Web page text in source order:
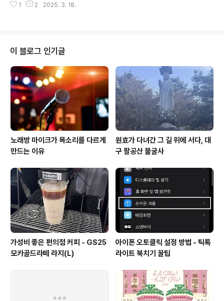
차 부품 등 여러 산업 분야에서 중요한 역할을 합니다. 나
과 주의해야 할 부작용, 그리고 빠른 회복을 위한 팁을 알
사 및 상담먼저 치과에 방문하면 사랑니의 위치와 신경과
의 거리를 확인하기 위해 X-ray 또는 3D CT 촬영을 합니
다. 사랑니가 완전히 잇몸 아래에 묻혀 있는 경우(매복니)
수술적 발치가 필요할 수도 있습니다.2) 국소 마취 진행사
랑니 발치는 일반적으로 국소 마취로 진행됩니다. 마취 주
사는 몇 초간 따끔할 수..
1 2 2025. 3. 18.
이 블로그 인기글
노래방 마이크가 목소리를 다르게
만드는 이유
원효가 다녀간 그 길 위에 서다, 대
구 팔공산 불굴사
가성비 좋은 편의점 커피 - GS25
모카골드라떼 라지(L)
아이폰 오토클릭 설정 방법 - 틱톡
라이트 북치기 꿀팁